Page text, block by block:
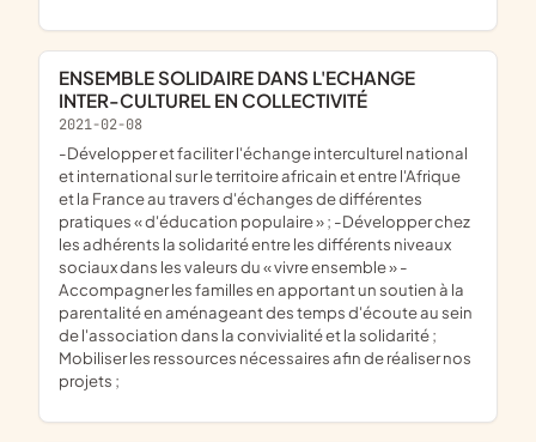
ENSEMBLE SOLIDAIRE DANS L'ECHANGE
INTER-CULTUREL EN COLLECTIVITÉ
2021-02-08
-Développer et faciliter l'échange interculturel national
et international sur le territoire africain et entre l'Afrique
et la France au travers d'échanges de différentes
pratiques « d'éducation populaire » ; -Développer chez
les adhérents la solidarité entre les différents niveaux
sociaux dans les valeurs du « vivre ensemble » -
Accompagner les familles en apportant un soutien à la
parentalité en aménageant des temps d'écoute au sein
de l'association dans la convivialité et la solidarité ;
Mobiliser les ressources nécessaires afin de réaliser nos
projets ;